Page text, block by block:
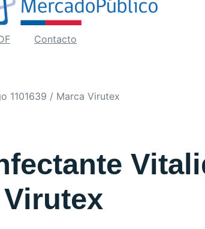
Contacto
1101639 / Marca Virutex